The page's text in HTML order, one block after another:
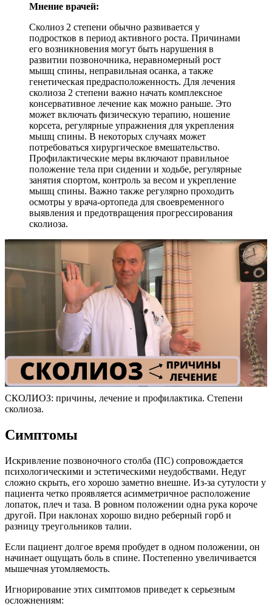
Мнение врачей:
Сколиоз 2 степени обычно развивается у
подростков в период активного роста. Причинами
его возникновения могут быть нарушения в
развитии позвоночника, неравномерный рост
мышц спины, неправильная осанка, а также
генетическая предрасположенность. Для лечения
сколиоза 2 степени важно начать комплексное
консервативное лечение как можно раньше. Это
может включать физическую терапию, ношение
корсета, регулярные упражнения для укрепления
мышц спины. В некоторых случаях может
потребоваться хирургическое вмешательство.
Профилактические меры включают правильное
положение тела при сидении и ходьбе, регулярные
занятия спортом, контроль за весом и укрепление
мышц спины. Важно также регулярно проходить
осмотры у врача-ортопеда для своевременного
выявления и предотвращения прогрессирования
сколиоза.
СКОЛИОЗ: причины, лечение и профилактика. Степени
сколиоза.
Симптомы
Искривление позвоночного столба (ПС) сопровождается
психологическими и эстетическими неудобствами. Недуг
сложно скрыть, его хорошо заметно внешне. Из-за сутулости у
пациента четко проявляется асимметричное расположение
лопаток, плеч и таза. В ровном положении одна рука короче
другой. При наклонах хорошо видно реберный горб и
разницу треугольников талии.
Если пациент долгое время пробудет в одном положении, он
начинает ощущать боль в спине. Постепенно увеличивается
мышечная утомляемость.
Игнорирование этих симптомов приведет к серьезным
осложнениям: